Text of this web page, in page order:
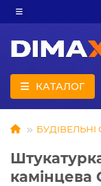
КАТАЛОГ
БУДІВЕЛЬНІ
камінцева